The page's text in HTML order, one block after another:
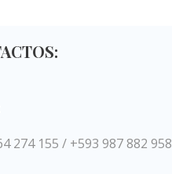
274 155 / +593 987 882 958